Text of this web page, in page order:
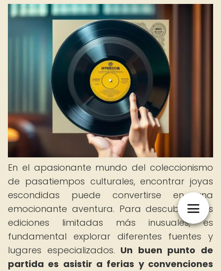
En el apasionante mundo del coleccionismo
de pasatiempos culturales, encontrar joyas
escondidas puede convertirse en una
emocionante aventura. Para descubrir esas
ediciones limitadas más inusuales, es
fundamental explorar diferentes fuentes y
lugares especializados. Un buen punto de
partida es asistir a ferias y convenciones